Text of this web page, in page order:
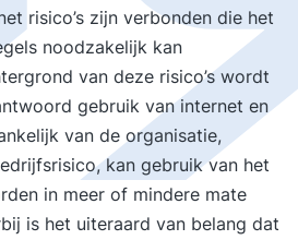
risico’s zijn verbonden die het
noodzakelijk kan
van deze risico’s wordt
gebruik van internet en
van de organisatie,
kan gebruik van het
in meer of mindere mate
is het uiteraard van belang dat